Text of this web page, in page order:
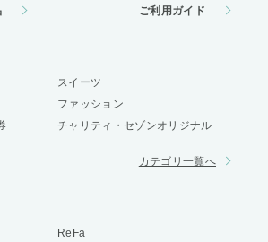
ご利用ガイド
スイーツ
ファッション
チャリティ・セゾンオリジナル
カテゴリ一覧へ
ReFa